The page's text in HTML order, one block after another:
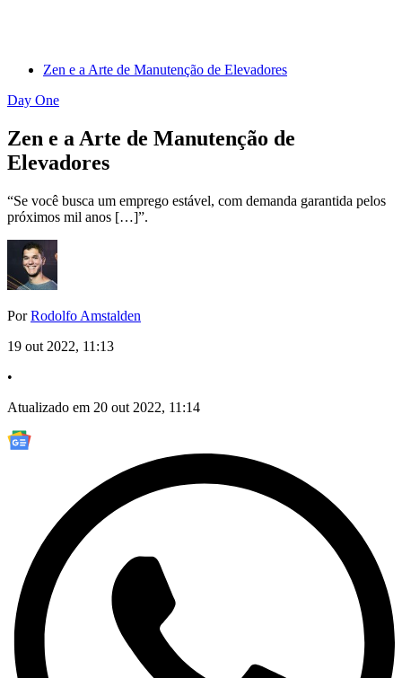
Zen e a Arte de Manutenção de Elevadores
Day One
Zen e a Arte de Manutenção de
Elevadores
“Se você busca um emprego estável, com demanda garantida pelos
próximos mil anos […]”.
PorRodolfo Amstalden
19 out 2022, 11:13
•
Atualizado em 20 out 2022, 11:14